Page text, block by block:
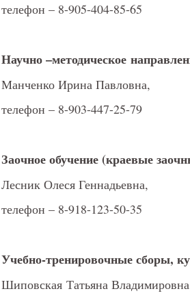
телефон – 8-905-404-85-65
Научно –методическое
Манченко Ирина Павловна,
телефон – 8-903-447-25-79
Заочное обучение (краевые
Лесник Олеся Геннадьевна,
телефон – 8-918-123-50-35
Учебно-тренировочные сборы,
Шиповская Татьяна Владимировна